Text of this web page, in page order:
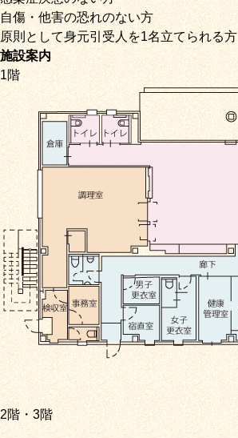
自傷・他害の恐れのない方
原則として身元引受人を1名立てられる方
施設案内
1階
2階・3階